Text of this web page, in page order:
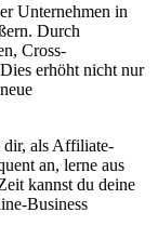
Unternehmen in
Durch
Cross-
erhöht nicht nur
dir, als Affiliate-
an, lerne aus
kannst du deine
Business